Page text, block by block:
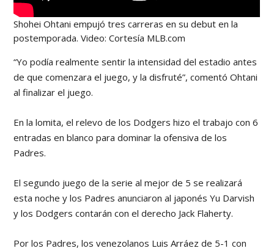
Shohei Ohtani empujó tres carreras en su debut en la
postemporada. Video: Cortesía MLB.com
“Yo podía realmente sentir la intensidad del estadio antes
de que comenzara el juego, y la disfruté”, comentó Ohtani
al finalizar el juego.
En la lomita, el relevo de los Dodgers hizo el trabajo con 6
entradas en blanco para dominar la ofensiva de los
Padres.
El segundo juego de la serie al mejor de 5 se realizará
esta noche y los Padres anunciaron al japonés Yu Darvish
y los Dodgers contarán con el derecho Jack Flaherty.
Por los Padres, los venezolanos Luis Arráez de 5-1 con